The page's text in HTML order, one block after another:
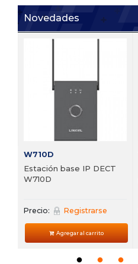
Novedades
W710D
Estación base IP DECT
W710D
Precio: Registrarse
Agregar al carrito